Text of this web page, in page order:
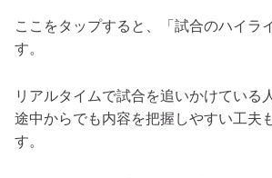
ここをタップすると、「試合のハイラ
す。
リアルタイムで試合を追いかけている
途中からでも内容を把握しやすい工夫
す。